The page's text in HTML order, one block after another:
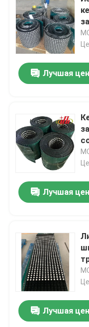
Лучшая
Лучшая
Лучшая